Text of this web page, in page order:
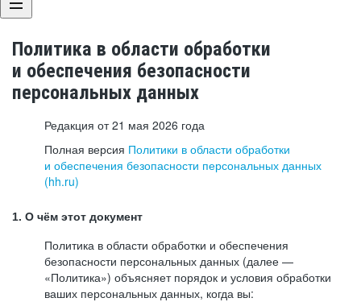
Политика в области обработки
и обеспечения безопасности
персональных данных
Редакция от 21 мая 2026 года
Полная версия Политики в области обработки
и обеспечения безопасности персональных данных
(hh.ru)
1. О чём этот документ
Политика в области обработки и обеспечения
безопасности персональных данных (далее —
«Политика») объясняет порядок и условия обработки
ваших персональных данных, когда вы: